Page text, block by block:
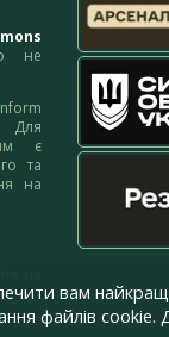
не
Для
є
та
на
вам
файлів cookie.